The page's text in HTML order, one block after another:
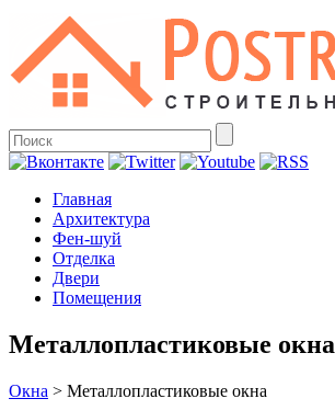
Главная
Архитектура
Фен-шуй
Отделка
Двери
Помещения
Металлопластиковые окна
Окна > Металлопластиковые окна